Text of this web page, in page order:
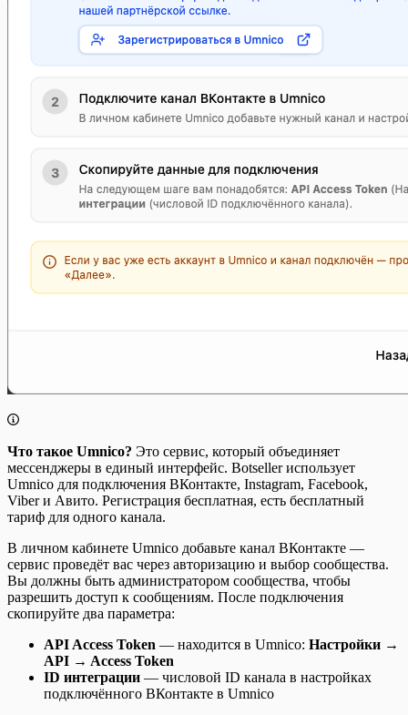
Что такое Umnico? Это сервис, который объединяет
мессенджеры в единый интерфейс. Botseller использует
Umnico для подключения ВКонтакте, Instagram, Facebook,
Viber и Авито. Регистрация бесплатная, есть бесплатный
тариф для одного канала.
В личном кабинете Umnico добавьте канал ВКонтакте —
сервис проведёт вас через авторизацию и выбор сообщества.
Вы должны быть администратором сообщества, чтобы
разрешить доступ к сообщениям. После подключения
скопируйте два параметра:
API Access Token — находится в Umnico: Настройки →
API → Access Token
ID интеграции — числовой ID канала в настройках
подключённого ВКонтакте в Umnico